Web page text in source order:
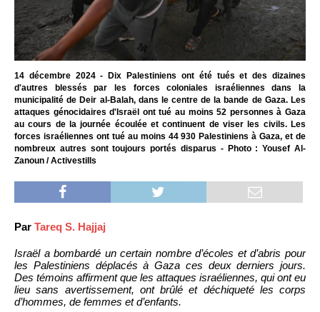
14 décembre 2024 - Dix Palestiniens ont été tués et des dizaines
d'autres blessés par les forces coloniales israéliennes dans la
municipalité de Deir al-Balah, dans le centre de la bande de Gaza. Les
attaques génocidaires d'Israël ont tué au moins 52 personnes à Gaza
au cours de la journée écoulée et continuent de viser les civils. Les
forces israéliennes ont tué au moins 44 930 Palestiniens à Gaza, et de
nombreux autres sont toujours portés disparus - Photo : Yousef Al-
Zanoun / Activestills
Par Tareq S. Hajjaj
Israël a bombardé un certain nombre d’écoles et d’abris pour
les Palestiniens déplacés à Gaza ces deux derniers jours.
Des témoins affirment que les attaques israéliennes, qui ont eu
lieu sans avertissement, ont brûlé et déchiqueté les corps
d’hommes, de femmes et d’enfants.